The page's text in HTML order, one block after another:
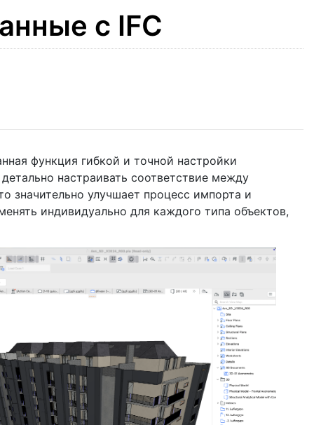
с IFC
функция гибкой и точной настройки
настраивать соответствие между
значительно улучшает процесс импорта и
индивидуально для каждого типа объектов,